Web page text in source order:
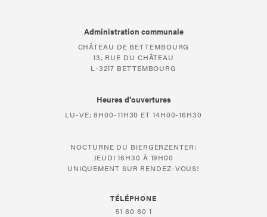
Administration communale
CHÂTEAU DE BETTEMBOURG
13, RUE DU CHÂTEAU
L-3217 BETTEMBOURG
Heures d’ouvertures
LU-VE: 8H00-11H30 ET 14H00-16H30
NOCTURNE DU BIERGERZENTER:
JEUDI 16H30 À 19H00
UNIQUEMENT SUR RENDEZ-VOUS!
TÉLÉPHONE
51 80 80 1